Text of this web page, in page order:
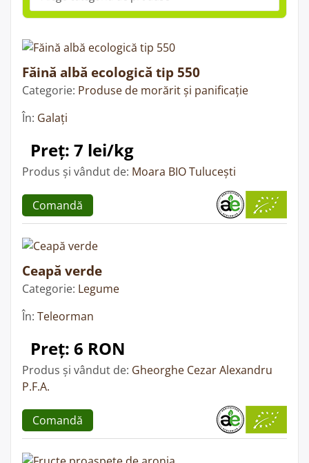
Făină albă ecologică tip 550
Categorie: Produse de morărit și panificație
În: Galați
Preț: 7 lei/kg
Produs și vândut de: Moara BIO Tulucești
Comandă
Ceapă verde
Categorie: Legume
În: Teleorman
Preț: 6 RON
Produs și vândut de: Gheorghe Cezar Alexandru
P.F.A.
Comandă